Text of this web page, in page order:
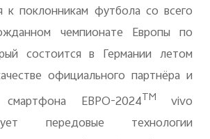
к поклонникам футбола со всего
чемпионате Европы по
состоится в Германии летом
официального партнёра и
смартфона ЕВРО-2024TM
vivo
передовые технологии